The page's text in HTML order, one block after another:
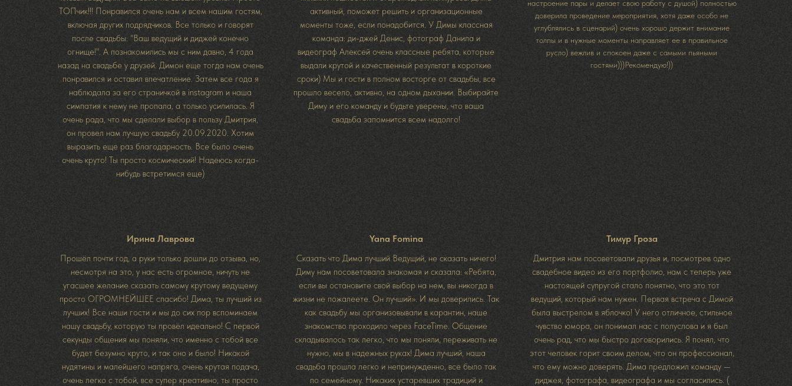
ТОПчик!!! Понравился очень нам и всем нашим гостям,
включая других подрядчиков. Все только и говорят
после свадьбы: "Ваш ведущий и диджей конечно
огнище!". А познакомились мы с ним давно, 4 года
назад на свадьбе у друзей. Димон еще тогда нам очень
понравился и оставил впечатление. Затем все года я
наблюдала за его страничкой в instagram и наша
симпатия к нему не пропала, а только усилилась. Я
очень рада, что мы сделали выбор в пользу Дмитрия,
он провел нам лучшую свадьбу 20.09.2020. Хотим
выразить еще раз благодарность. Все было очень
очень круто! Ты просто космический! Надеюсь когда-
нибудь встретимся еще)
активный, поможет решить и организационные
моменты тоже, если понадобится. У Димы классная
команда: ди-джей Денис, фотограф Данила и
видеограф Алексей очень классные ребята, которые
выдали крутой и качественный результат в короткие
сроки) Мы и гости в полном восторге от свадьбы, все
прошло весело, активно, на одном дыхании. Выбирайте
Диму и его команду и будьте уверены, что ваша
свадьба запомнится всем надолго!
настроение пары и делает свою работу с душой) полностью
доверила проведение мероприятия, хотя даже особо не
углублялись в сценарий) очень хорошо держит внимание
толпы и в нужные моменты направляет ее в правильное
русло) вежлив и спокоен даже с самыми пьяными
гостями)))Рекомендую!))
Ирина Лаврова
Прошёл почти год, а руки только дошли до отзыва, но,
несмотря на это, у нас есть огромное, ничуть не
угасшее желание сказать самому крутому ведущему
просто ОГРОМНЕЙШЕЕ спасибо! Дима, ты лучший из
лучших! Все наши гости и мы до сих пор вспоминаем
нашу свадьбу, которую ты провёл идеально! С первой
секунды общения мы поняли, что именно с тобой все
будет безумно круто, и так оно и было! Никакой
нудятины и малейшего напряга, очень крутая подача,
очень легко с тобой, все супер креативно, ты просто
Yana Fomina
Сказать что Дима лучший Ведущий, не сказать ничего!
Диму нам посоветовала знакомая и сказала: «Ребята,
если вы остановите свой выбор на нем, вы никогда в
жизни не пожалеете. Он лучший». И мы доверились. Так
как свадьбу мы организовывали в карантин, наше
знакомство проходило через FaceTime. Общение
складывалось так легко, что мы поняли, переживать не
нужно, мы в надежных руках! Дима лучший, наша
свадьба прошла легко и непринужденно, все было так
по семейному. Никаких устаревших традиций и
Тимур Гроза
Дмитрия нам посоветовали друзья и, посмотрев одно
свадебное видео из его портфолио, нам с теперь уже
настоящей супругой стало понятно, что это тот
ведущий, который нам нужен. Первая встреча с Димой
была выстрелом в яблочко! У него отличное, стильное
чувство юмора, он понимал нас с полуслова и я был
очень рад, что мы быстро договорились. Я понял, что
этот человек горит своим делом, что он профессионал,
что ему можно доверять. Дима предложил команду —
диджея, фотографа, видеографа и мы согласились. (